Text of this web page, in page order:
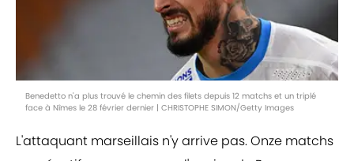
Benedetto n'a plus trouvé le chemin des filets depuis 12 matchs et un triplé
face à Nîmes le 28 février dernier | CHRISTOPHE SIMON/Getty Images
L'attaquant marseillais n'y arrive pas. Onze matchs